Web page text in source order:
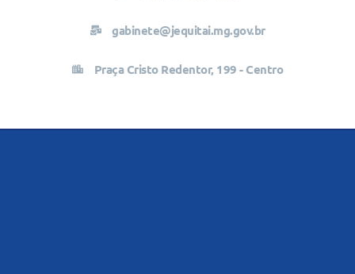
gabinete@jequitai.mg.gov.br
Praça Cristo Redentor, 199 - Centro